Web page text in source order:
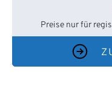
Preise nur für